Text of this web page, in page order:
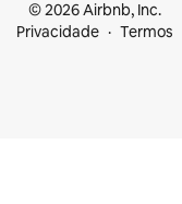
© 2026 Airbnb, Inc.
Privacidade
Termos